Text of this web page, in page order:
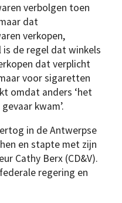
verbolgen toen
dat
verkopen,
de regel dat winkels
dat verplicht
voor sigaretten
omdat anders ‘het
kwam’.
in de Antwerpse
en stapte met zijn
Cathy Berx (CD&V).
regering en